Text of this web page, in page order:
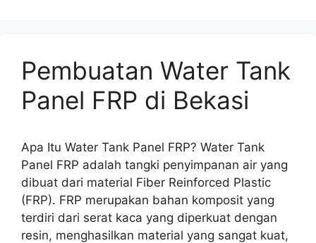
Pembuatan Water Tank
Panel FRP di Bekasi
Apa Itu Water Tank Panel FRP? Water Tank
Panel FRP adalah tangki penyimpanan air yang
dibuat dari material Fiber Reinforced Plastic
(FRP). FRP merupakan bahan komposit yang
terdiri dari serat kaca yang diperkuat dengan
resin, menghasilkan material yang sangat kuat,